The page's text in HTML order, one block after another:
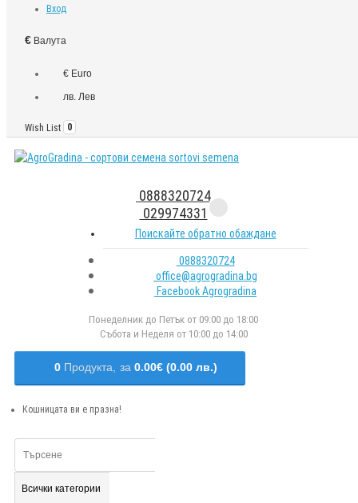
Вход
€ Валута
€ Euro
лв. Лев
Wish List 0
0888320724
029974331
Поискайте обратно обаждане
0888320724
office@agrogradina.bg
Facebook Agrogradina
Понеделник до Петък от 09:00 до 18:00
Събота и Неделя от 10:00 до 14:00
0 Продукта, за 0.00€ (0.00 лв.)
Кошницата ви е празна!
Всички категории